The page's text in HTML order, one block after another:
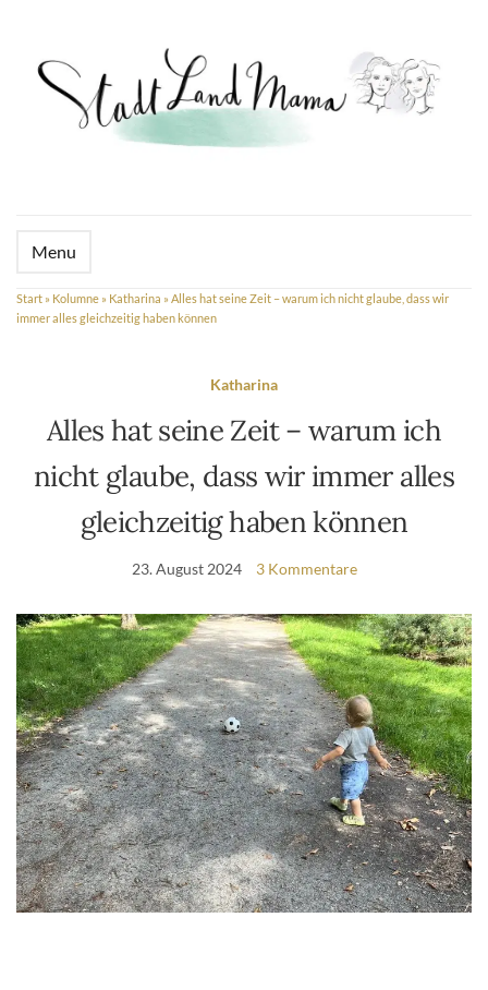
Menu
Start » Kolumne » Katharina » Alles hat seine Zeit – warum ich nicht glaube, dass wir
immer alles gleichzeitig haben können
Katharina
Alles hat seine Zeit – warum ich
nicht glaube, dass wir immer alles
gleichzeitig haben können
23. August 2024 3 Kommentare